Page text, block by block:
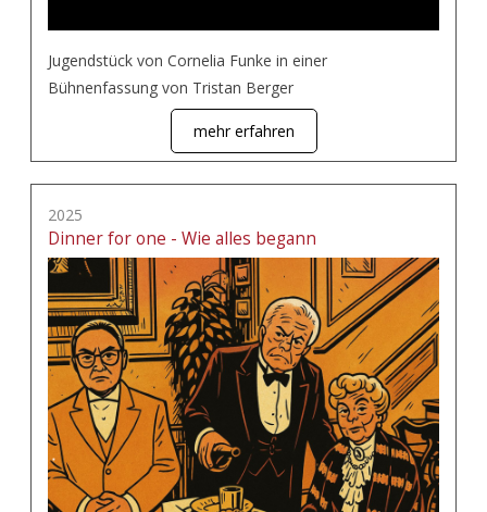
Jugendstück von Cornelia Funke in einer
Bühnenfassung von Tristan Berger
mehr erfahren
2025
Dinner for one - Wie alles begann